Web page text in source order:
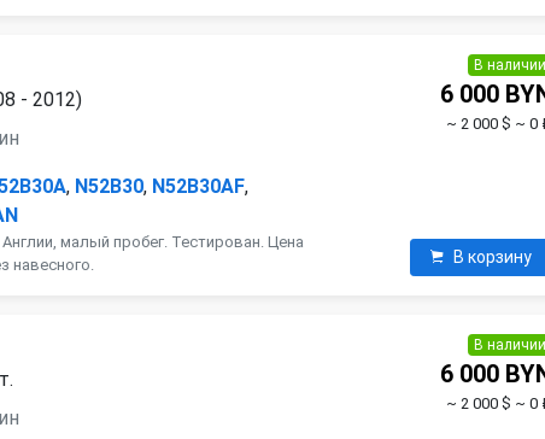
- 2012)
, N52B30, N52B30AF,
малый пробег. Тестирован. Цена
навесного.
В наличии
6 000
~ 2 000 $ ~ 0
В корзину
В наличии
6 000
~ 2 000 $ ~ 0